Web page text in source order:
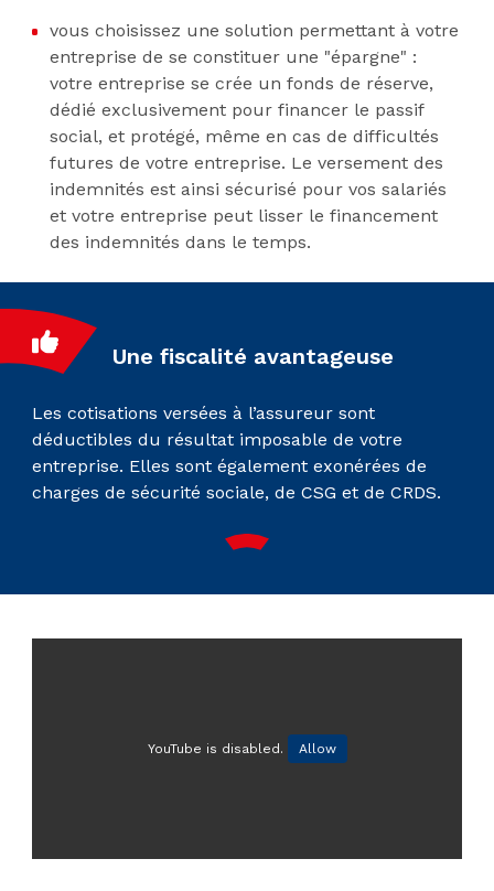
vous choisissez une solution permettant à votre
entreprise de se constituer une "épargne" :
votre entreprise se crée un fonds de réserve,
dédié exclusivement pour financer le passif
social, et protégé, même en cas de difficultés
futures de votre entreprise. Le versement des
indemnités est ainsi sécurisé pour vos salariés
et votre entreprise peut lisser le financement
des indemnités dans le temps.
Une fiscalité avantageuse
Les cotisations versées à l’assureur sont
déductibles du résultat imposable de votre
entreprise. Elles sont également exonérées de
charges de sécurité sociale, de CSG et de CRDS.
YouTube is disabled. Allow